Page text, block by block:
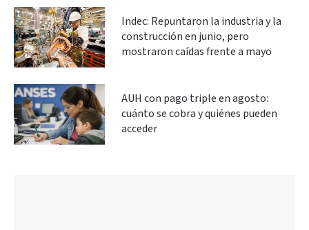
Indec: Repuntaron la industria y la
construcción en junio, pero
mostraron caídas frente a mayo
AUH con pago triple en agosto:
cuánto se cobra y quiénes pueden
acceder